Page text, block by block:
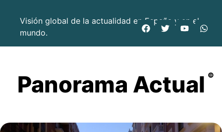
Visión global de la actualidad en España y en el
mundo.
Panorama Actual ©